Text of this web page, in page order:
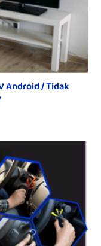
Android / Tidak